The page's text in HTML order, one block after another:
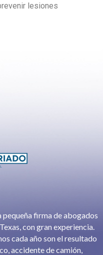
lesiones
pequeña firma de abogados
con gran experiencia.
cada año son el resultado
accidente de camión,